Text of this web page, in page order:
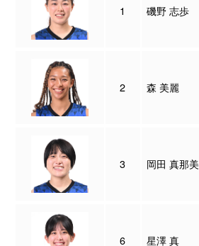
1 磯野 志歩
2 森 美麗
3 岡田 真那美
6 星澤 真